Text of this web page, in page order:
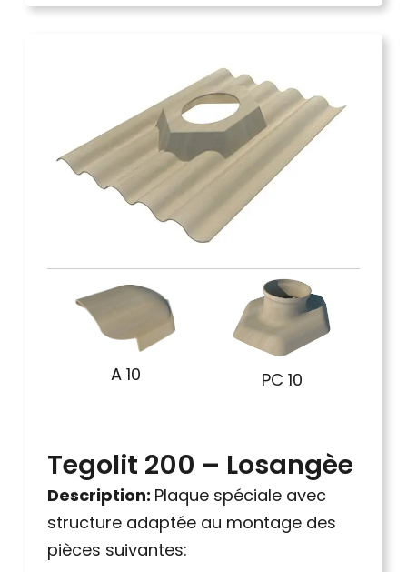
A 10 PC 10
Tegolit 200 – Losangèe
Description: Plaque spéciale avec
structure adaptée au montage des
pièces suivantes: